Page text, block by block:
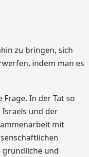
zu bringen, sich
indem man es
In der Tat so
Israels und der
mit
gründliche und